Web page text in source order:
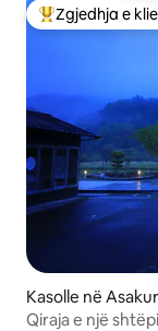
Më të mirat e
Zgjedhja e
Kasolle në
Qiraja e një